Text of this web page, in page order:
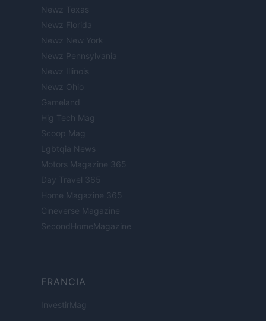
Newz Texas
Newz Florida
Newz New York
Newz Pennsylvania
Newz Illinois
Newz Ohio
Gameland
Hig Tech Mag
Scoop Mag
Lgbtqia News
Motors Magazine 365
Day Travel 365
Home Magazine 365
Cineverse Magazine
SecondHomeMagazine
FRANCIA
InvestirMag